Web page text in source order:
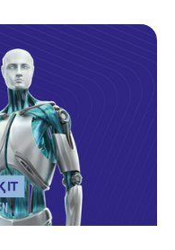
бері оны 7
жеке куәлік
пайдалану